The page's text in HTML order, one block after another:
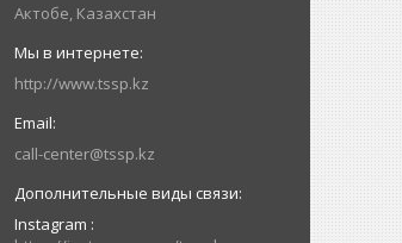
Актобе, Казахстан
http://www.tssp.kz
call-center@tssp.kz
Instagram